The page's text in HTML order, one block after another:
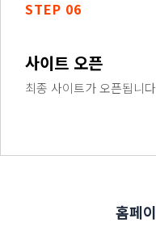
STEP 06
사이트 오픈
최종 사이트가 오픈됩니
홈페